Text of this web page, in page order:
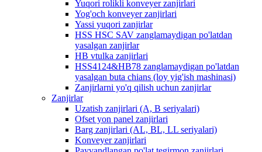
Yuqori rolikli konveyer zanjirlari
Yog'och konveyer zanjirlari
Yassi yuqori zanjirlar
HSS HSC SAV zanglamaydigan po'latdan
yasalgan zanjirlar
HB vtulka zanjirlari
HSS4124&HB78 zanglamaydigan po'latdan
yasalgan buta chians (loy yig'ish mashinasi)
Zanjirlarni yo'q qilish uchun zanjirlar
Zanjirlar
Uzatish zanjirlari (A, B seriyalari)
Ofset yon panel zanjirlari
Barg zanjirlari (AL, BL, LL seriyalari)
Konveyer zanjirlari